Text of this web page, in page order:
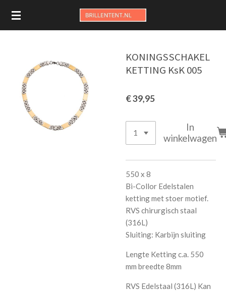
Ga
direct
KONINGSSCHAKEL
KETTING KsK 005
€ 39,95
In
winkelwagen
550 x 8
Bi-Collor Edelstalen
ketting met stoer motief.
RVS chirurgisch staal
(316L)
Sluiting: Karbijn sluiting
Lengte Ketting c.a. 550
mm breedte 8mm
RVS Edelstaal (316L) Kan